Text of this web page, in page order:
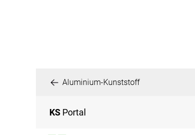
Aluminium-Kunststoff
KS Portal